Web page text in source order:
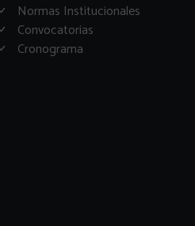
Normas Institucionales
Convocatorias
Cronograma